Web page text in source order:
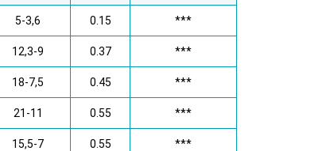
5-3,6 0.15 ***
12,3-9 0.37 ***
18-7,5 0.45 ***
21-11 0.55 ***
15,5-7 0.55 ***